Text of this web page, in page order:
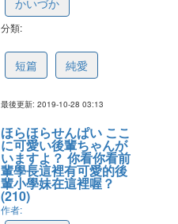
かいづか
分類:
短篇 純愛
最後更新: 2019-10-28 03:13
ほらほらせんぱい ここ
に可愛い後輩ちゃんが
いますよ？ 你看你看前
輩學長這裡有可愛的後
輩小學妹在這裡喔？
(210)
作者: